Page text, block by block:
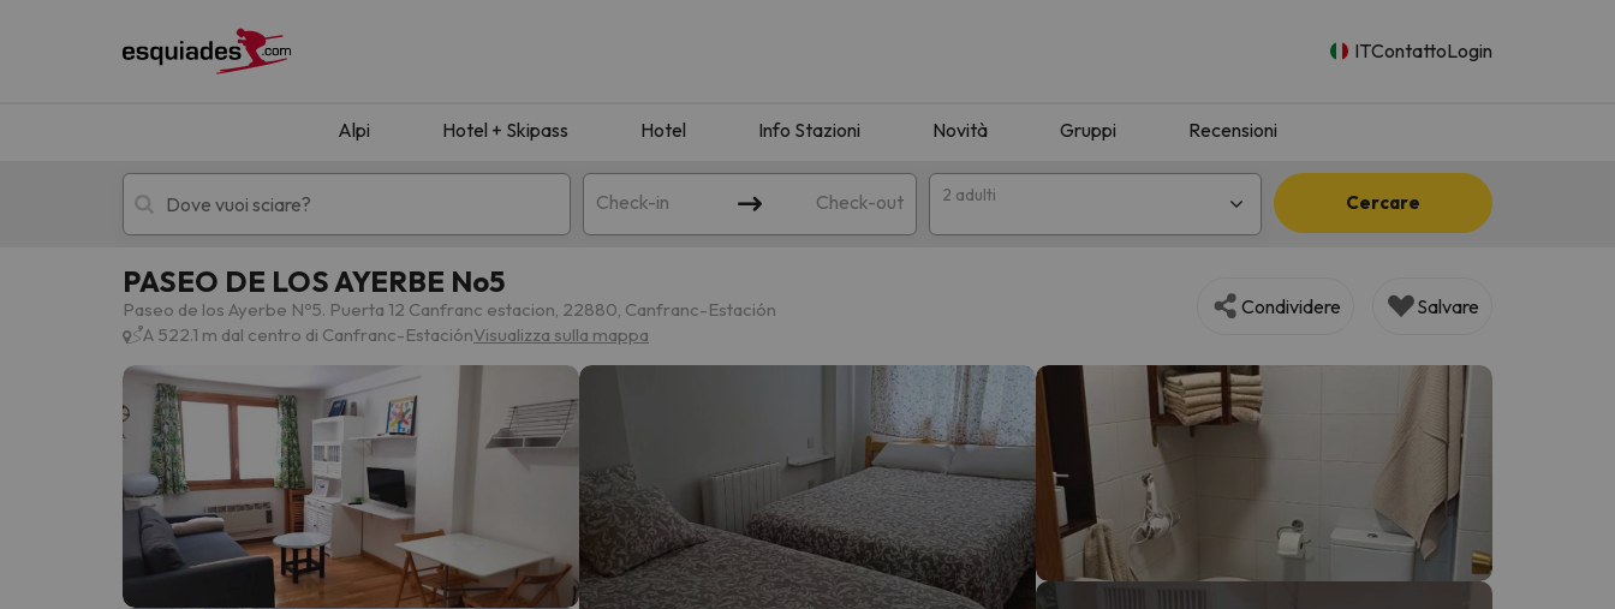
ITContattoLogin
Alpi Hotel + Skipass Hotel Info Stazioni Novità Gruppi Recensioni
Check-in Check-out 2 adulti Cercare
Hotel + skipass Hotel di montagna
Ops, non abbiamo trovato alcun risultato corrispondente alla sua ricerca. Provare a modificare la destinazione.
PASEO DE LOS AYERBE No5
Paseo de los Ayerbe Nº5. Puerta 12 Canfranc estacion, 22880, Canfranc-Estación
A 522.1 m dal centro di Canfranc-EstaciónVisualizza sulla mappa
Condividere Salvare